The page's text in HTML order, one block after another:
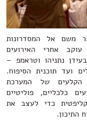
משם אל המסדרונות
עוקב אחרי האירועים
נתניהו וטראמפ –
ועד תוכנית הסיפוח.
של המערכת
כלכליים, פוליטיים
כדי לעצב את
התיכון.